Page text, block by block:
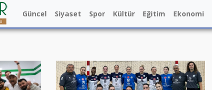
Güncel Siyaset Spor Kültür Eğitim Ekonomi